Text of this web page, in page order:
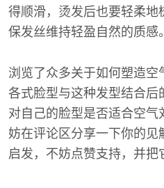
得顺滑，烫发后也要轻柔地
保发丝维持轻盈自然的质感。
浏览了众多关于如何塑造空
各式脸型与这种发型结合后
对自己的脸型是否适合空气
妨在评论区分享一下你的
启发，不妨点赞支持，并把